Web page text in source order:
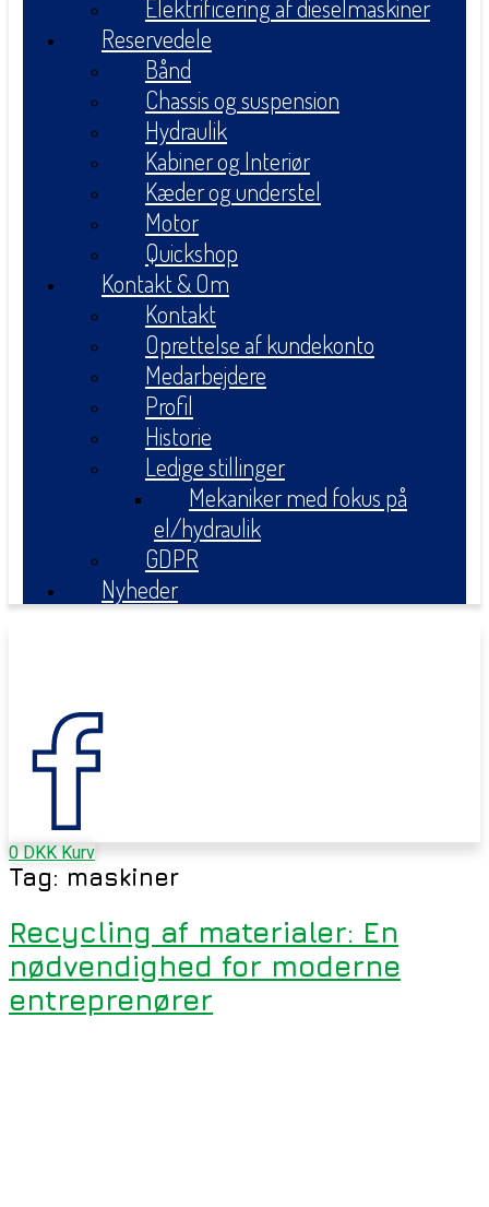
Elektrificering af dieselmaskiner
Reservedele
Bånd
Chassis og suspension
Hydraulik
Kabiner og Interiør
Kæder og understel
Motor
Quickshop
Kontakt & Om
Kontakt
Oprettelse af kundekonto
Medarbejdere
Profil
Historie
Ledige stillinger
Mekaniker med fokus på
el/hydraulik
GDPR
Nyheder
0 DKK Kurv
Tag: maskiner
Recycling af materialer: En
nødvendighed for moderne
entreprenører